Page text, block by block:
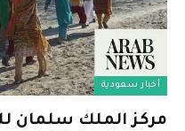
أخبار سعودية
مركز الملك سلمان